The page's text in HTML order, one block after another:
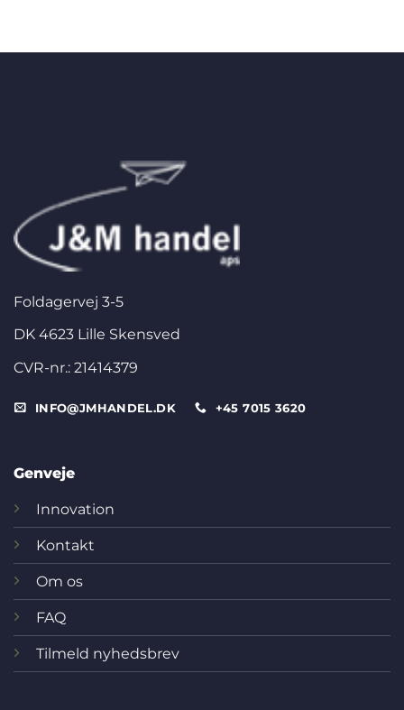
Foldagervej 3-5
DK 4623 Lille Skensved
CVR-nr.: 21414379
INFO@JMHANDEL.DK +45 7015 3620
Genveje
Innovation
Kontakt
Om os
FAQ
Tilmeld nyhedsbrev